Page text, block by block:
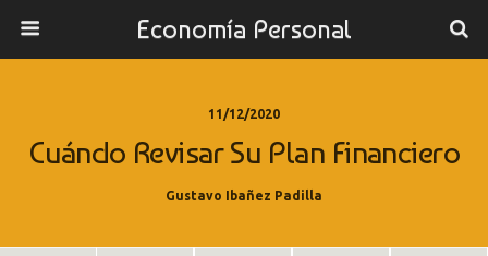
Economía Personal
11/12/2020
Cuándo Revisar Su Plan Financiero
Gustavo Ibañez Padilla